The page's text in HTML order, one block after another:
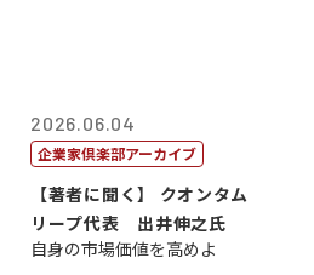
2026.06.04
企業家倶楽部アーカイブ
【著者に聞く】 クオンタム
リープ代表 出井伸之氏
自身の市場価値を高めよ